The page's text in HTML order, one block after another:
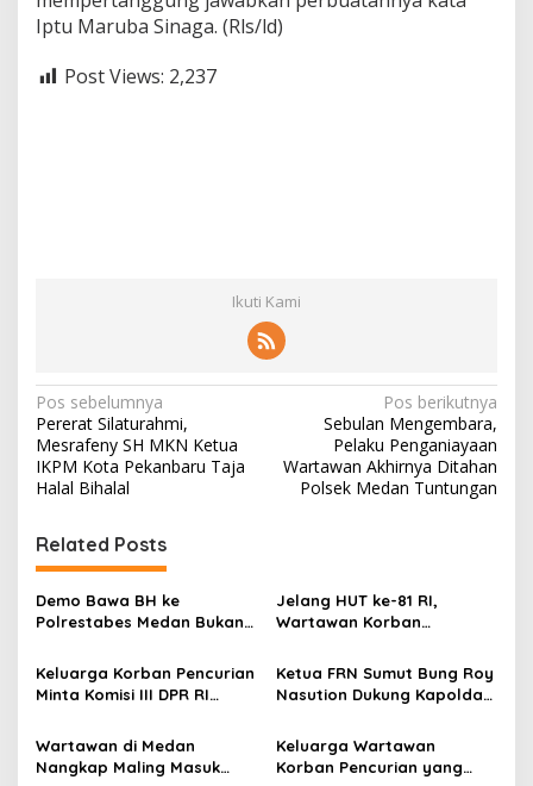
Iptu Maruba Sinaga. (Rls/ld)
Post Views: 2,237
Ikuti Kami
N
a
v
i
g
a
s
i
p
o
s
Pos sebelumnya
Pererat Silaturahmi,
Mesrafeny SH MKN Ketua
IKPM Kota Pekanbaru Taja
Halal Bihalal
Pos berikutnya
Sebulan Mengembara,
Pelaku Penganiayaan
Wartawan Akhirnya Ditahan
Polsek Medan Tuntungan
Related Posts
Demo Bawa BH ke
Polrestabes Medan Bukan
Pun, Melainkan Simbol Kritik
dan Rasa Kecewa
Medan
Jelang HUT ke-81 RI,
Wartawan Korban
Polisi Menangkap Pelaku
Jadi Tersangka Berharap
Perhatian Presiden
Keluarga Korban Pencurian
Minta Komisi III DPR RI
Laporan Dugaan Penipuan
Bermodus Surat
Perdamaian dan Dugaan
Ketua FRN Sumut Bung Roy
Nasution Dukung Kapolda
Medan Tangkap Terlapor
Kasus Dugaan Penipuan
Wartawan di Medan
Nangkap Maling Masuk
Keluarga Wartawan
Korban Pencurian yang